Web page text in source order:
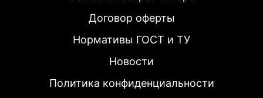
Договор оферты
Нормативы ГОСТ и ТУ
Новости
Политика конфиденциальности